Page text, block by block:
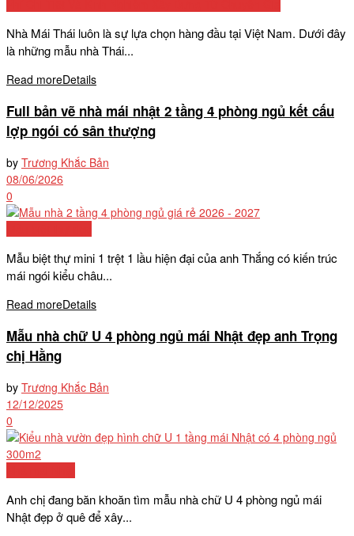
Nhà Mái Thái luôn là sự lựa chọn hàng đầu tại Việt Nam. Dưới đây
là những mẫu nhà Thái...
Read moreDetails
Full bản vẽ nhà mái nhật 2 tầng 4 phòng ngủ kết cấu
lợp ngói có sân thượng
by Trương Khắc Bản
08/06/2026
0
Mẫu biệt thự mini 1 trệt 1 lầu hiện đại của anh Thắng có kiến trúc
mái ngói kiểu châu...
Read moreDetails
Mẫu nhà chữ U 4 phòng ngủ mái Nhật đẹp anh Trọng
chị Hằng
by Trương Khắc Bản
12/12/2025
0
Anh chị đang băn khoăn tìm mẫu nhà chữ U 4 phòng ngủ mái
Nhật đẹp ở quê để xây...